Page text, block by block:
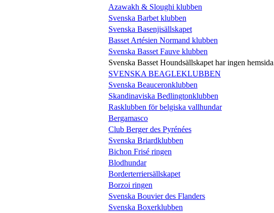
Azawakh & Sloughi klubben
Svenska Barbet klubben
Svenska Basenjisällskapet
Basset Artésien Normand klubben
Svenska Basset Fauve klubben
Svenska Basset Houndsällskapet har ingen
SVENSKA BEAGLEKLUBBEN
Svenska Beauceronklubben
Skandinaviska Bedlingtonklubben
Rasklubben för belgiska vallhundar
Bergamasco
Club Berger des Pyrénées
Svenska Briardklubben
Bichon Frisé ringen
Blodhundar
Borderterriersällskapet
Borzoi ringen
Svenska Bouvier des Flanders
Svenska Boxerklubben